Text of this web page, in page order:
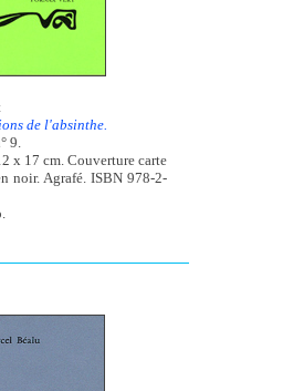
de l'absinthe.
9.
x 17 cm. Couverture carte
noir. Agrafé. ISBN 978-2-